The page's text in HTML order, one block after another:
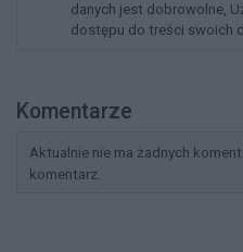
danych jest dobrowolne,
dostępu do treści swoich
Komentarze
Aktualnie nie ma żadnych
komentarz.